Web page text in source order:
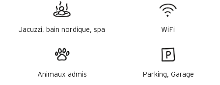
Jacuzzi, bain nordique, spa WiFi
Animaux admis Parking, Garage